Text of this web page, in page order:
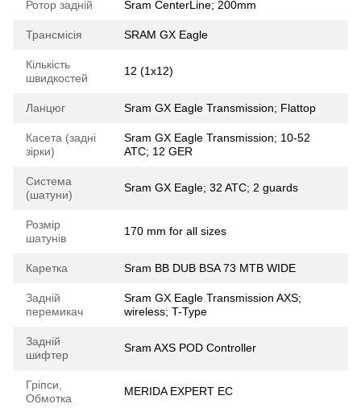
Ротор задній Sram CenterLine; 200mm
Трансмісія SRAM GX Eagle
Кількість
швидкостей
12 (1x12)
Ланцюг Sram GX Eagle Transmission; Flattop
Касета (задні
зірки)
Sram GX Eagle Transmission; 10-52
ATC; 12 GER
Система
(шатуни)
Sram GX Eagle; 32 ATC; 2 guards
Розмір
шатунів
170 mm for all sizes
Каретка Sram BB DUB BSA 73 MTB WIDE
Задній
перемикач
Sram GX Eagle Transmission AXS;
wireless; T-Type
Задній
шифтер
Sram AXS POD Controller
Гріпси,
Обмотка
MERIDA EXPERT EC